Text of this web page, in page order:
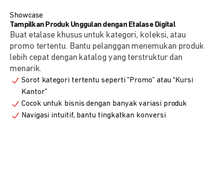
Showcase
Tampilkan Produk Unggulan dengan Etalase Digital
Buat etalase khusus untuk kategori, koleksi, atau
promo tertentu. Bantu pelanggan menemukan produk
lebih cepat dengan katalog yang terstruktur dan
menarik.
Sorot kategori tertentu seperti “Promo” atau “Kursi
Kantor”
Cocok untuk bisnis dengan banyak variasi produk
Navigasi intuitif, bantu tingkatkan konversi